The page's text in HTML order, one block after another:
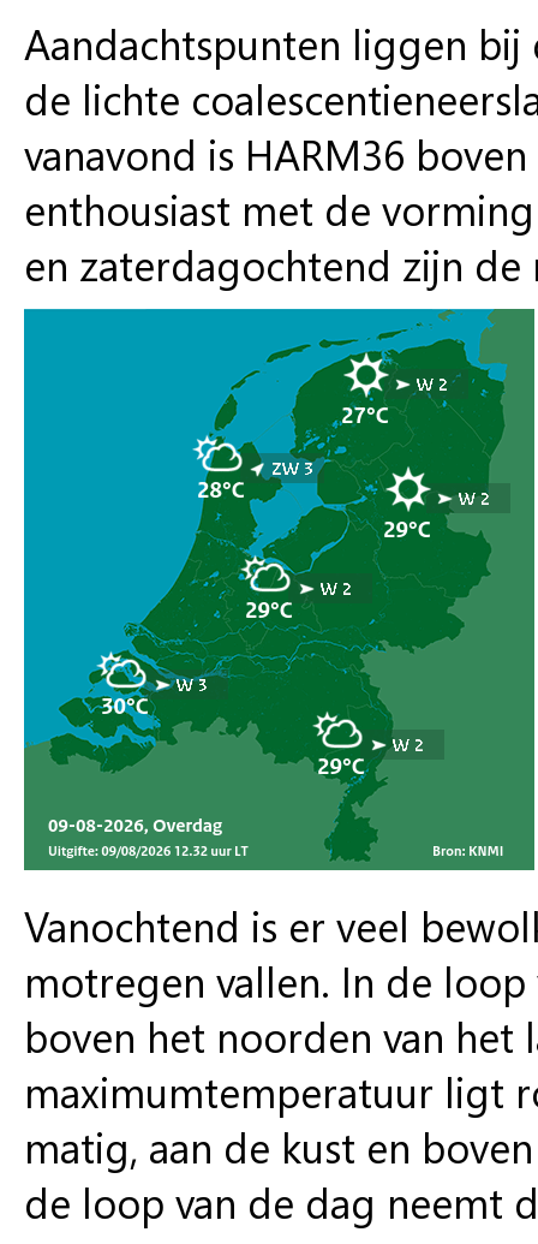
Aandachtspunten liggen
de lichte
vanavond is HARM36
enthousiast met de
en zaterdagochtend zijn de
Vanochtend is er veel
motregen vallen. In de
boven het noorden van het
maximumtemperatuur ligt
matig, aan de kust en
de loop van de dag neemt